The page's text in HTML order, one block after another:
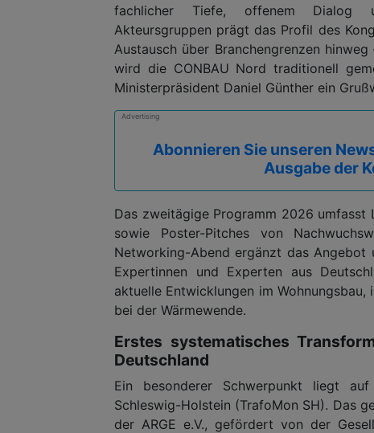
fachlicher Tiefe, offenem Dialog
Akteursgruppen prägt das Profil des
Austausch über Branchengrenzen
wird die CONBAU Nord traditionell
Ministerpräsident Daniel Günther ein
Advertising
Abonnieren Sie unseren
Ausgabe der
Das zweitägige Programm 2026 umfasst
sowie Poster-Pitches von
Networking-Abend ergänzt das Angebot
Expertinnen und Experten aus
aktuelle Entwicklungen im
bei der Wärmewende.
Erstes systematisches
Deutschland
Ein besonderer Schwerpunkt liegt
Schleswig-Holstein (TrafoMon SH). Das
der ARGE e.V., gefördert von der